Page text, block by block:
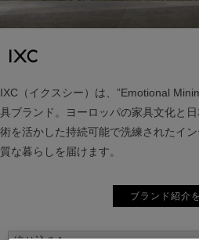
IXC（イクスシー）は、”Emotional
具ブランド。ヨーロッパの家具文化と
術を活かした持続可能で洗練されたイ
質な暮らしを届けます。
ブランド紹介